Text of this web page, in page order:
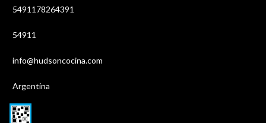
5491178264391
54911
info@hudsoncocina.com
Argentina